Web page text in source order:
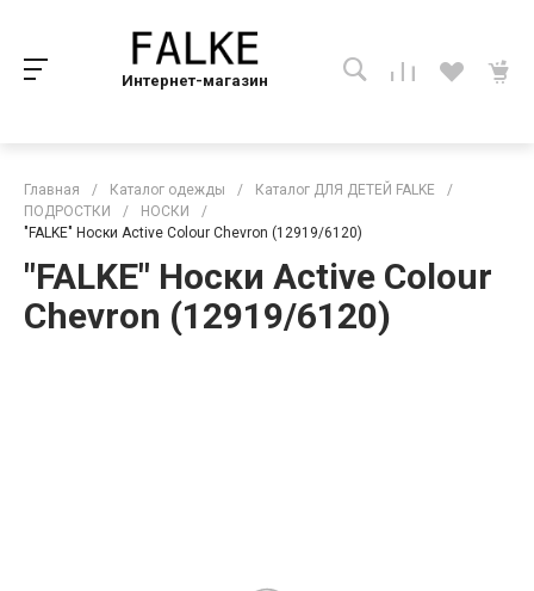
Интернет-магазин
Главная / Каталог одежды / Каталог ДЛЯ ДЕТЕЙ FALKE
/
ПОДРОСТКИ
/ НОСКИ
/
"FALKE" Носки Active Colour Chevron (12919/6120)
"FALKE" Носки Active Colour
Chevron (12919/6120)